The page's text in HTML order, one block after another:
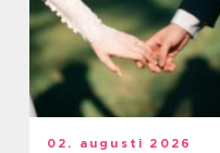
02. augusti 2026